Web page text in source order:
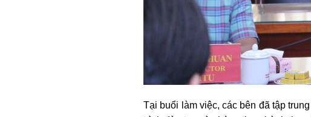
Tại buổi làm việc, các bên đã tập